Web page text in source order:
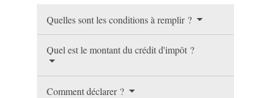
Quelles sont les conditions à remplir ?
Quel est le montant du crédit d'impôt ?
Comment déclarer ?